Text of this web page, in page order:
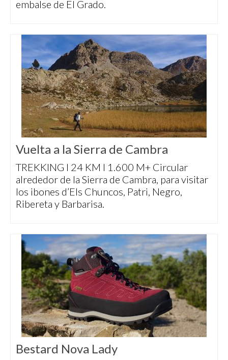
embalse de El Grado.
Vuelta a la Sierra de Cambra
TREKKING I 24 KM I 1.600 M+ Circular
alrededor de la Sierra de Cambra, para visitar
los ibones d’Els Chuncos, Patri, Negro,
Ribereta y Barbarisa.
Bestard Nova Lady